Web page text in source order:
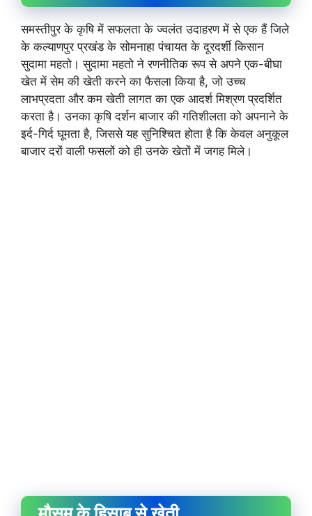
समस्तीपुर के कृषि में सफलता के ज्वलंत उदाहरण में से एक हैं जिले
के कल्याणपुर प्रखंड के सोमनाहा पंचायत के दूरदर्शी किसान
सुदामा महतो। सुदामा महतो ने रणनीतिक रूप से अपने एक-बीघा
खेत में सेम की खेती करने का फैसला किया है, जो उच्च
लाभप्रदता और कम खेती लागत का एक आदर्श मिश्रण प्रदर्शित
करता है। उनका कृषि दर्शन बाजार की गतिशीलता को अपनाने के
इर्द-गिर्द घूमता है, जिससे यह सुनिश्चित होता है कि केवल अनुकूल
बाजार दरों वाली फसलों को ही उनके खेतों में जगह मिले।